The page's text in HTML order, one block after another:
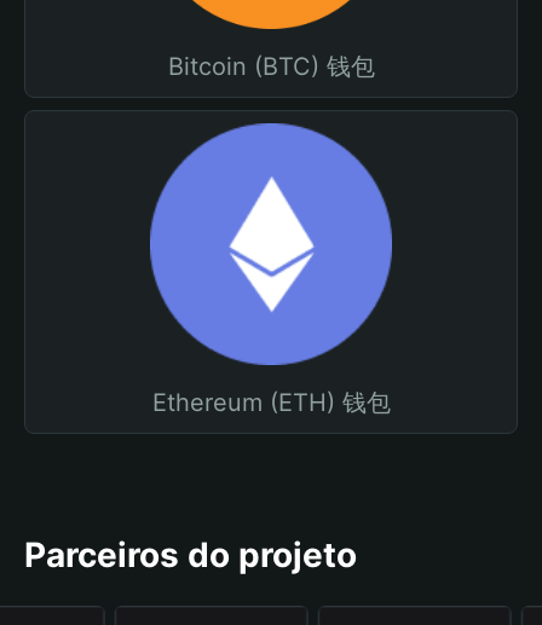
Bitcoin (BTC) 钱包
Ethereum (ETH) 钱包
Parceiros do projeto